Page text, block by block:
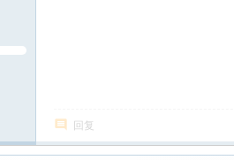
回复